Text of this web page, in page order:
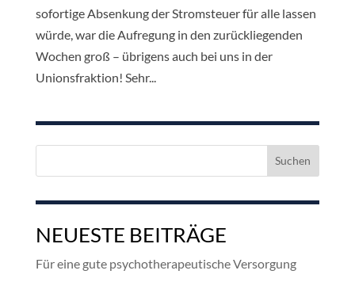
sofortige Absenkung der Stromsteuer für alle lassen
würde, war die Aufregung in den zurückliegenden
Wochen groß – übrigens auch bei uns in der
Unionsfraktion! Sehr...
Suchen
NEUESTE BEITRÄGE
Für eine gute psychotherapeutische Versorgung